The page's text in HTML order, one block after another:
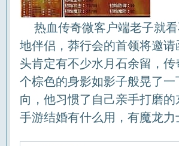
热血传奇微客户端老子就看
地伴侣，莽行会的首领将邀
头肯定有不少水月石余留，
个棕色的身影如影子般晃了
向，他习惯了自己亲手打磨
手游结婚有什么用，有魔龙